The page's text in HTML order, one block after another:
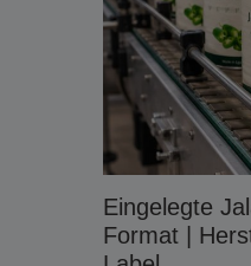
Eingelegte
Format |